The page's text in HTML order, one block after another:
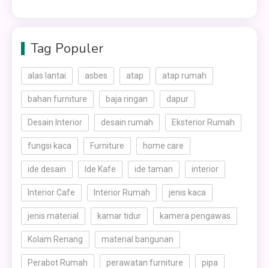
Tag Populer
alas lantai asbes atap atap rumah
bahan furniture baja ringan dapur
Desain Interior desain rumah Eksterior Rumah
fungsi kaca Furniture home care
ide desain Ide Kafe ide taman interior
Interior Cafe Interior Rumah jenis kaca
jenis material kamar tidur kamera pengawas
Kolam Renang material bangunan
Perabot Rumah perawatan furniture pipa